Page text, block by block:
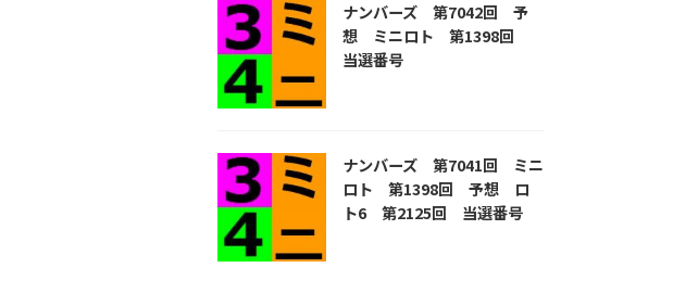
ナンバーズ 第7042回 予
想 ミニロト 第1398回
当選番号
ナンバーズ 第7041回 ミニ
ロト 第1398回 予想 ロ
ト6 第2125回 当選番号